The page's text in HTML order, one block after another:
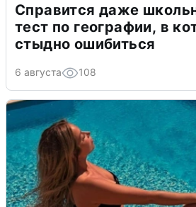
Справится даже
тест по географии, в
стыдно ошибиться
6 августа 108